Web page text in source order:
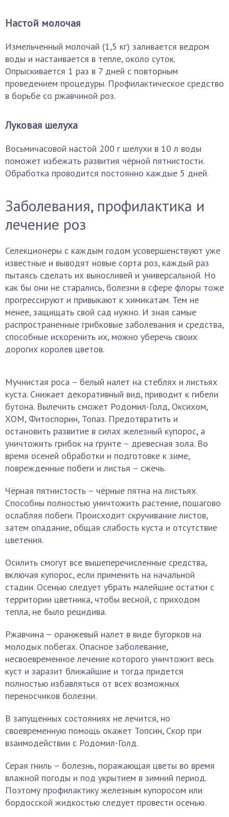
Настой молочая
Измельченный молочай (1,5 кг) заливается ведром
воды и настаивается в тепле, около суток.
Опрыскивается 1 раз в 7 дней с повторным
проведением процедуры. Профилактическое средство
в борьбе со ржавчиной роз.
Луковая шелуха
Восьмичасовой настой 200 г шелухи в 10 л воды
поможет избежать развития чёрной пятнистости.
Обработка проводится постоянно каждые 5 дней.
Заболевания, профилактика и
лечение роз
Селекционеры с каждым годом усовершенствуют уже
известные и выводят новые сорта роз, каждый раз
пытаясь сделать их выносливей и универсальной. Но
как бы они не старались, болезни в сфере флоры тоже
прогрессируют и привыкают к химикатам. Тем не
менее, защищать свой сад нужно. И зная самые
распространенные грибковые заболевания и средства,
способные искоренить их, можно уберечь своих
дорогих королев цветов.
Мучнистая роса – белый налет на стеблях и листьях
куста. Снижает декоративный вид, приводит к гибели
бутона. Вылечить сможет Родомил-Голд, Оксихом,
ХОМ, Фитоспорин, Топаз. Предотвратить и
остановить развитие в силах железный купорос, а
уничтожить грибок на грунте – древесная зола. Во
время осеней обработки и подготовке к зиме,
поврежденные побеги и листья – сжечь.
Чёрная пятнистость – чёрные пятна на листьях.
Способны полностью уничтожить растение, пошагово
ослабляя побеги. Происходит скручивание листов,
затем опадание, общая слабость куста и отсутствие
цветения.
Осилить смогут все вышеперечисленные средства,
включая купорос, если применить на начальной
стадии. Осенью следует убрать малейшие остатки с
территории цветника, чтобы весной, с приходом
тепла, не было рецидива.
Ржавчина – оранжевый налет в виде бугорков на
молодых побегах. Опасное заболевание,
несвоевременное лечение которого уничтожит весь
куст и заразит ближайшие и тогда придется
полностью избавляться от всех возможных
переносчиков болезни.
В запущенных состояниях не лечится, но
своевременную помощь окажет Топсин, Скор при
взаимодействии с Родомил-Голд.
Серая гниль – болезнь, поражающая цветы во время
влажной погоды и под укрытием в зимний период.
Поэтому профилактику железным купоросом или
бордосской жидкостью следует провести осенью.